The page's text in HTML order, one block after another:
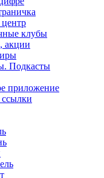
клубы
акции
Подкасты
приложение